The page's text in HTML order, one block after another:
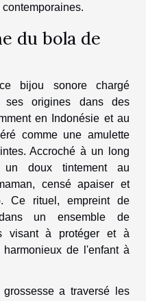
du bola de
bijou sonore chargé
ses origines dans des
en Indonésie et au
comme une amulette
Accroché à un long
doux tintement au
censé apaiser et
Ce rituel, empreint de
un ensemble de
visant à protéger et à
de l'enfant à
a traversé les